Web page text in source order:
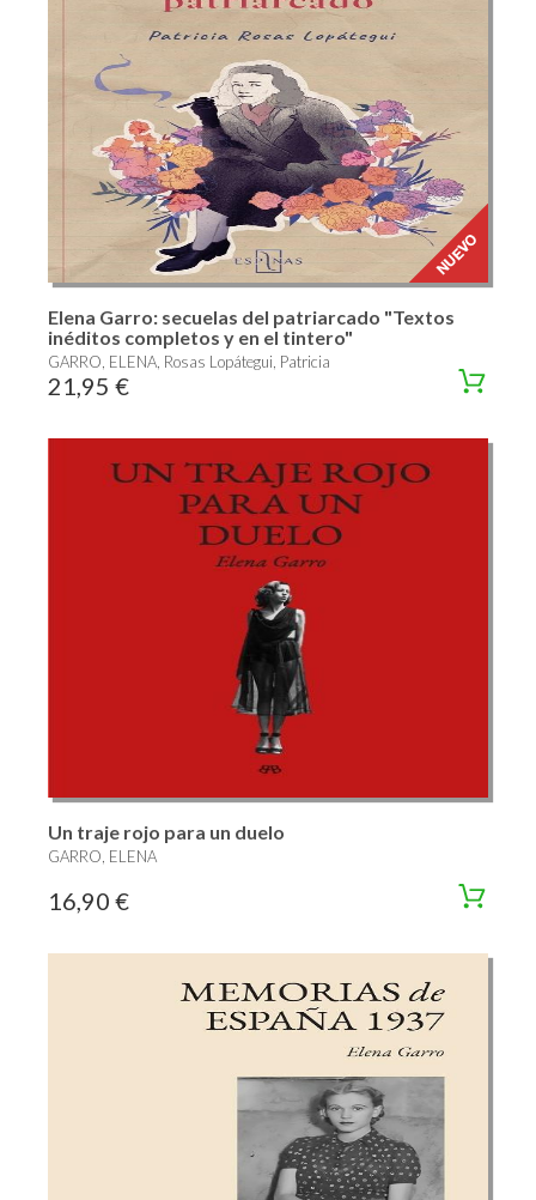
Elena Garro: secuelas del patriarcado "Textos
inéditos completos y en el tintero"
GARRO, ELENA, Rosas Lopátegui, Patricia
21,95 €
Un traje rojo para un duelo
GARRO, ELENA
16,90 €